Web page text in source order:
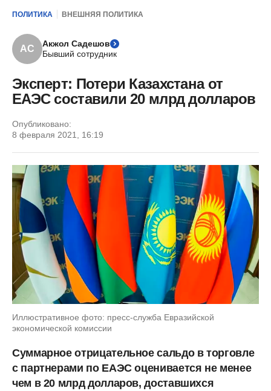
ПОЛИТИКА ВНЕШНЯЯ ПОЛИТИКА
АС
Акжол Садешов
Бывший сотрудник
Эксперт: Потери Казахстана от
ЕАЭС составили 20 млрд долларов
Опубликовано:
8 февраля 2021, 16:19
Иллюстративное фото: пресс-служба Евразийской
экономической комиссии
Суммарное отрицательное сальдо в торговле
с партнерами по ЕАЭС оценивается не менее
чем в 20 млрд долларов, доставшихся